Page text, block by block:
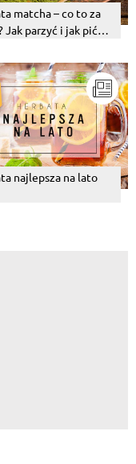
matcha – co to za
Jak parzyć i jak pić
najlepsza na lato